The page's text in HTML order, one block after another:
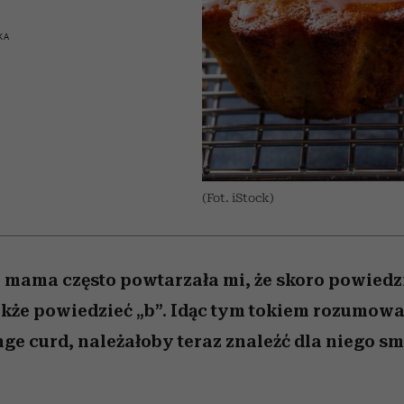
reaktywny”
(Fot. iStock)
często powtarzała mi, że skoro
powiedzieć „b”. Idąc tym tokiem
curd, należałoby teraz znaleźć dla niego